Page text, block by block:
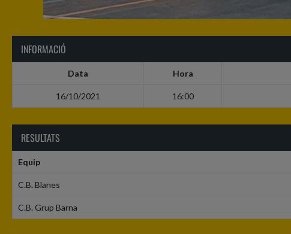
INFORMACIÓ
Data Hora
16/10/2021 16:00
RESULTATS
Equip
C.B. Blanes
C.B. Grup Barna